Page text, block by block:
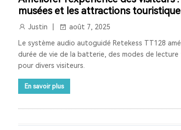
musées et les attractions
Justin août 7, 2025
Le système audio autoguidé Retekess TT128
durée de vie de la batterie, des modes de
pour divers visiteurs.
En savoir plus